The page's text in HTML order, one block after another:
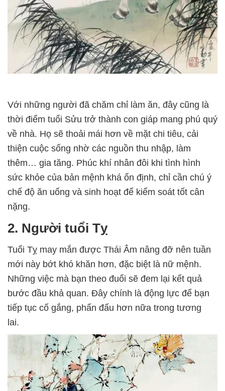
Với những người đã chăm chỉ làm ăn, đây cũng là
thời điểm tuổi Sửu trở thành con giáp mang phú quý
về nhà. Họ sẽ thoải mái hơn về mặt chi tiêu, cải
thiện cuộc sống nhờ các nguồn thu nhập, làm
thêm… gia tăng. Phúc khí nhân đôi khi tình hình
sức khỏe của bản mệnh khá ổn định, chỉ cần chú ý
chế độ ăn uống và sinh hoạt để kiểm soát tốt cân
nặng.
2. Người tuổi Tỵ
Tuổi Tỵ may mắn được Thái Âm nâng đỡ nên tuần
mới này bớt khó khăn hơn, đặc biệt là nữ mệnh.
Những việc mà bạn theo đuổi sẽ đem lại kết quả
bước đầu khả quan. Đây chính là động lực để bạn
tiếp tục cố gắng, phấn đấu hơn nữa trong tương
lai.